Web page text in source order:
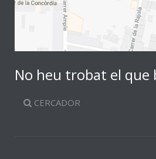
No heu trobat el que
CERCADOR